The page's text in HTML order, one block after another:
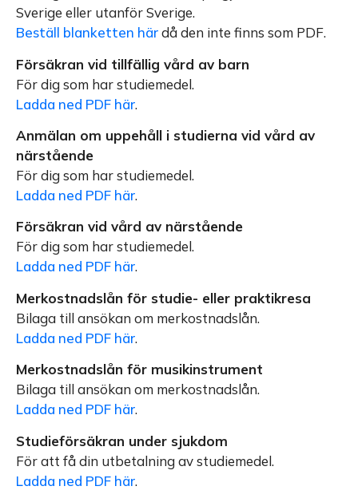
Sverige eller utanför Sverige.
Beställ blanketten härdå den inte finns som PDF.
Försäkran vid tillfällig vård av barn
För dig som har studiemedel.
Ladda ned PDF här.
Anmälan om uppehåll i studierna vid vård av
närstående
För dig som har studiemedel.
Ladda ned PDF här.
Försäkran vid vård av närstående
För dig som har studiemedel.
Ladda ned PDF här.
Merkostnadslån för studie- eller praktikresa
Bilaga till ansökan om merkostnadslån.
Ladda ned PDF här.
Merkostnadslån för musikinstrument
Bilaga till ansökan om merkostnadslån.
Ladda ned PDF här.
Studieförsäkran under sjukdom
För att få din utbetalning av studiemedel.
Ladda ned PDF här.